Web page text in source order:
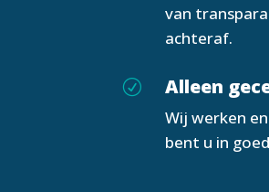
van
achteraf.
R Alleen
Wij werken
bent u in